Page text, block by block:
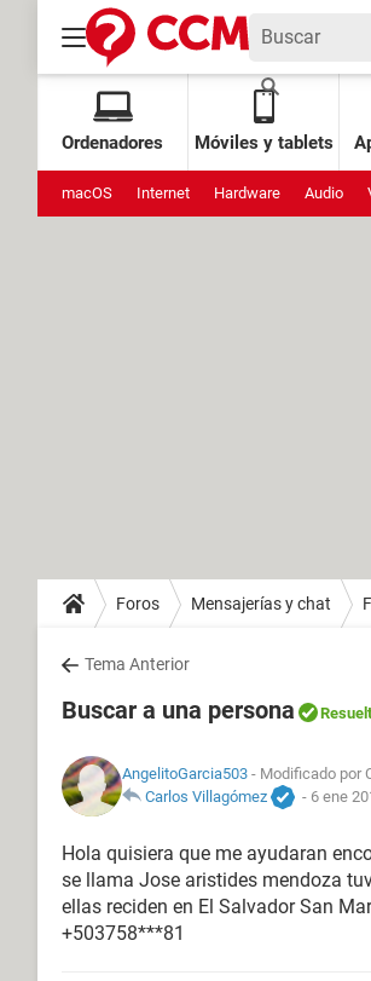
Ordenadores Móviles y tablets
macOS Internet Hardware Audio
Foros Mensajerías y chat
Tema Anterior
Buscar a una persona
AngelitoGarcia503 - Modificado por
Carlos Villagómez
- 6 ene
Hola quisiera que me ayudaran
se llama Jose aristides mendoza
ellas reciden en El Salvador San
+503758***81